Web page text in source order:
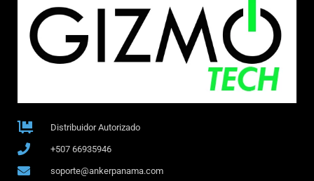
Distribuidor Autorizado
+507 66935946
soporte@ankerpanama.com